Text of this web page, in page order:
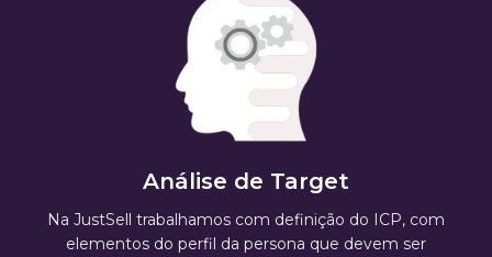
Análise de Target
Na JustSell trabalhamos com definição do ICP, com
elementos do perfil da persona que devem ser